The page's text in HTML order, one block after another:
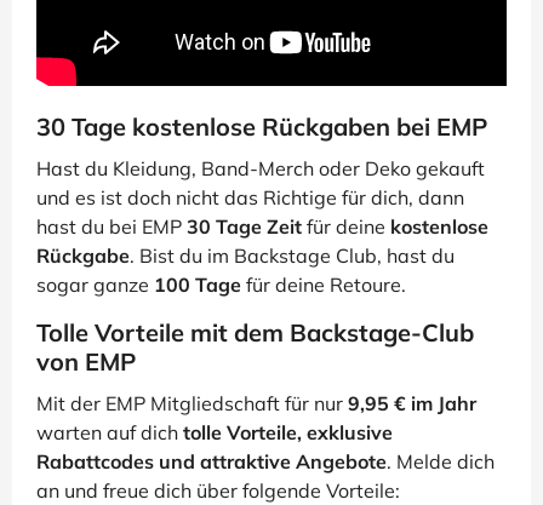
30 Tage kostenlose Rückgaben bei EMP
Hast du Kleidung, Band-Merch oder Deko gekauft
und es ist doch nicht das Richtige für dich, dann
hast du bei EMP 30 Tage Zeit für deine kostenlose
Rückgabe. Bist du im Backstage Club, hast du
sogar ganze 100 Tage für deine Retoure.
Tolle Vorteile mit dem Backstage-Club
von EMP
Mit der EMP Mitgliedschaft für nur 9,95 € im Jahr
warten auf dich tolle Vorteile, exklusive
Rabattcodes und attraktive Angebote. Melde dich
an und freue dich über folgende Vorteile: